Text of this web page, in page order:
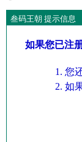
叁码王朝 提示信息
如果您已注
您
如